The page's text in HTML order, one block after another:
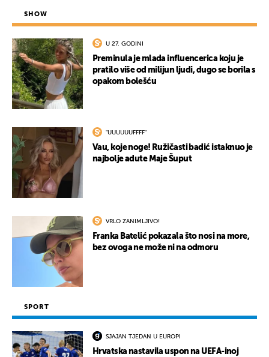
SHOW
U 27. GODINI
Preminula je mlada influencerica koju je
pratilo više od milijun ljudi, dugo se borila s
opakom bolešću
"UUUUUUFFFF"
Vau, koje noge! Ružičasti badić istaknuo je
najbolje adute Maje Šuput
VRLO ZANIMLJIVO!
Franka Batelić pokazala što nosi na more,
bez ovoga ne može ni na odmoru
SPORT
SJAJAN TJEDAN U EUROPI
Hrvatska nastavila uspon na UEFA-inoj
UKLJUČITE NOTIFIKACIJE